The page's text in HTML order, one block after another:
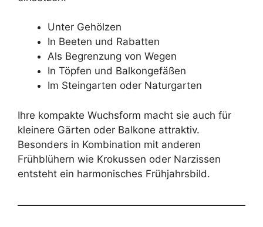
Unter Gehölzen
In Beeten und Rabatten
Als Begrenzung von Wegen
In Töpfen und Balkongefäßen
Im Steingarten oder Naturgarten
Ihre kompakte Wuchsform macht sie auch für
kleinere Gärten oder Balkone attraktiv.
Besonders in Kombination mit anderen
Frühblühern wie Krokussen oder Narzissen
entsteht ein harmonisches Frühjahrsbild.